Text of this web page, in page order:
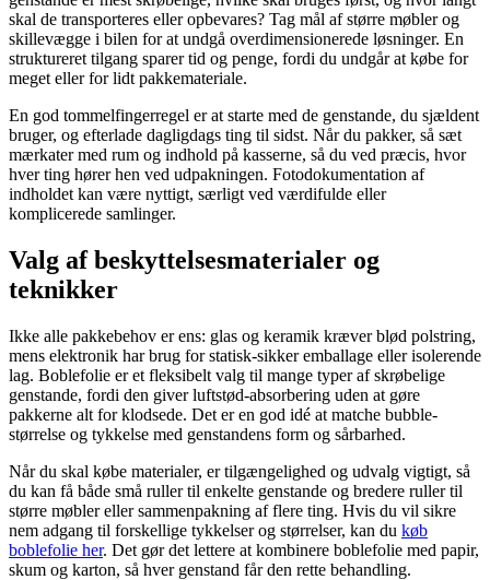
skal de transporteres eller opbevares? Tag mål af større møbler og
skillevægge i bilen for at undgå overdimensionerede løsninger. En
struktureret tilgang sparer tid og penge, fordi du undgår at købe for
meget eller for lidt pakkemateriale.
En god tommelfingerregel er at starte med de genstande, du sjældent
bruger, og efterlade dagligdags ting til sidst. Når du pakker, så sæt
mærkater med rum og indhold på kasserne, så du ved præcis, hvor
hver ting hører hen ved udpakningen. Fotodokumentation af
indholdet kan være nyttigt, særligt ved værdifulde eller
komplicerede samlinger.
Valg af beskyttelsesmaterialer og
teknikker
Ikke alle pakkebehov er ens: glas og keramik kræver blød polstring,
mens elektronik har brug for statisk-sikker emballage eller isolerende
lag. Boblefolie er et fleksibelt valg til mange typer af skrøbelige
genstande, fordi den giver luftstød-absorbering uden at gøre
pakkerne alt for klodsede. Det er en god idé at matche bubble-
størrelse og tykkelse med genstandens form og sårbarhed.
Når du skal købe materialer, er tilgængelighed og udvalg vigtigt, så
du kan få både små ruller til enkelte genstande og bredere ruller til
større møbler eller sammenpakning af flere ting. Hvis du vil sikre
nem adgang til forskellige tykkelser og størrelser, kan du køb
boblefolie her. Det gør det lettere at kombinere boblefolie med papir,
skum og karton, så hver genstand får den rette behandling.